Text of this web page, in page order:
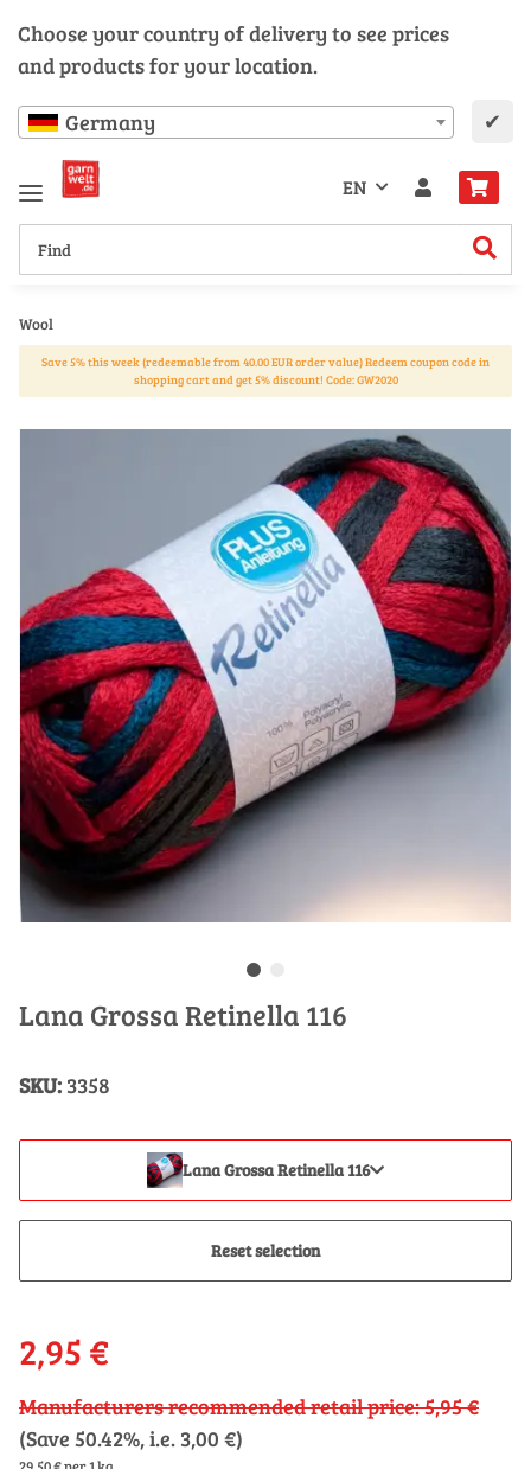
Choose your country of delivery to see prices
and products for your location.
Germany ✔
EN
Wool
Save 5% this week (redeemable from 40.00 EUR order value) Redeem coupon code in
shopping cart and get 5% discount! Code: GW2020
Lana Grossa Retinella 116
SKU: 3358
Lana Grossa Retinella 116
Reset selection
2,95 €
Manufacturers recommended retail price:5,95 €
(Save 50.42%, i.e. 3,00 €)